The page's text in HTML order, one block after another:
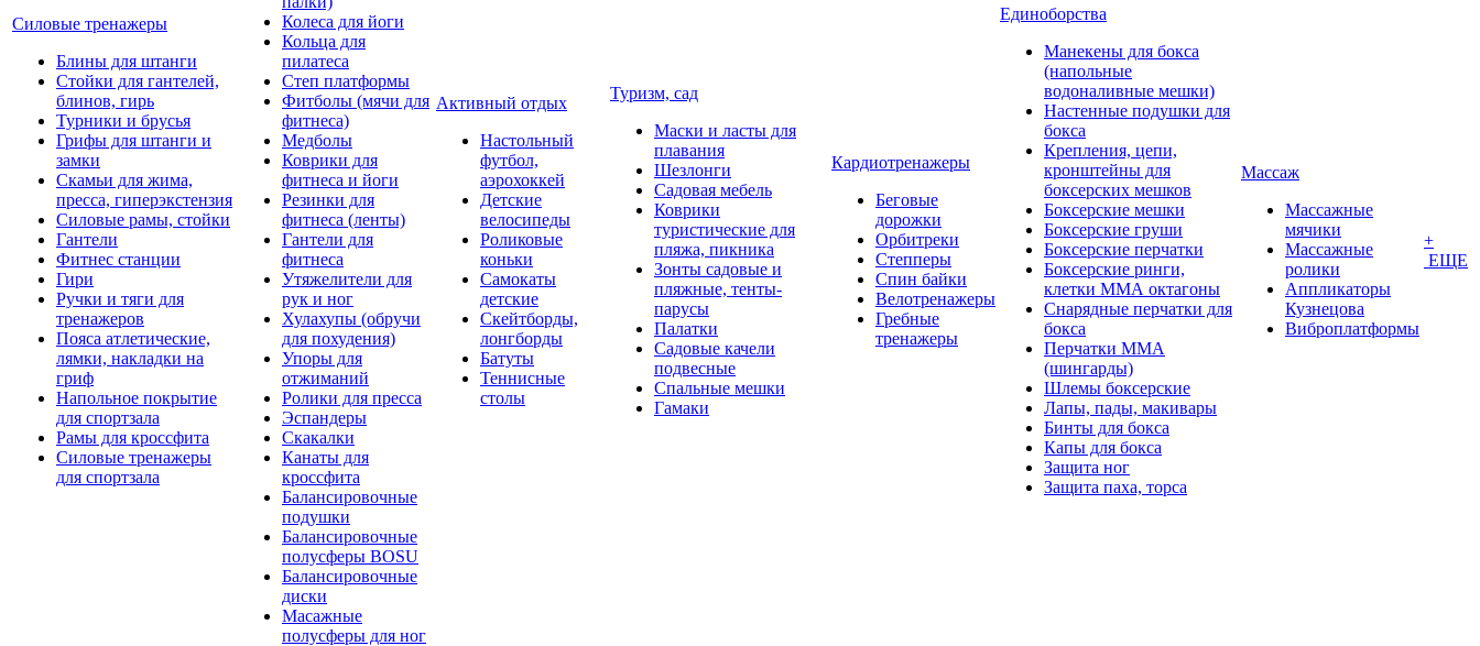
Силовые тренажеры
Блины для штанги
Стойки для гантелей,
блинов, гирь
Турники и брусья
Грифы для штанги и
замки
Скамьи для жима,
пресса, гиперэкстензия
Силовые рамы, стойки
Гантели
Фитнес станции
Гири
Ручки и тяги для
тренажеров
Пояса атлетические,
лямки, накладки на
гриф
Напольное покрытие
для спортзала
Рамы для кроссфита
Силовые тренажеры
для спортзала
Колеса для йоги
Кольца для
пилатеса
Степ платформы
Фитболы (мячи для
фитнеса)
Медболы
Коврики для
фитнеса и йоги
Резинки для
фитнеса (ленты)
Гантели для
фитнеса
Утяжелители для
рук и ног
Хулахупы (обручи
для похудения)
Упоры для
отжиманий
Ролики для пресса
Эспандеры
Скакалки
Канаты для
кроссфита
Балансировочные
подушки
Балансировочные
полусферы BOSU
Балансировочные
диски
Масажные
полусферы для ног
Активный отдых
Настольный
футбол,
аэрохоккей
Детские
велосипеды
Роликовые
коньки
Самокаты
детские
Скейтборды,
лонгборды
Батуты
Теннисные
столы
Туризм, сад
Маски и ласты для
плавания
Шезлонги
Садовая мебель
Коврики
туристические для
пляжа, пикника
Зонты садовые и
пляжные, тенты-
парусы
Палатки
Садовые качели
подвесные
Спальные мешки
Гамаки
Кардиотренажеры
Беговые
дорожки
Орбитреки
Степперы
Спин байки
Велотренажеры
Гребные
тренажеры
Единоборства
Манекены для бокса
(напольные
водоналивные мешки)
Настенные подушки для
бокса
Крепления, цепи,
кронштейны для
боксерских мешков
Боксерские мешки
Боксерские груши
Боксерские перчатки
Боксерские ринги,
клетки ММА октагоны
Снарядные перчатки для
бокса
Перчатки MMA
(шингарды)
Шлемы боксерские
Лапы, пады, макивары
Бинты для бокса
Капы для бокса
Защита ног
Защита паха, торса
Массаж
Массажные
мячики
Массажные
ролики
Аппликаторы
Кузнецова
Виброплатформы
+
ЕЩЕ